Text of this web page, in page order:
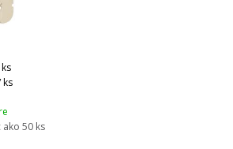
ks
ako 50 ks